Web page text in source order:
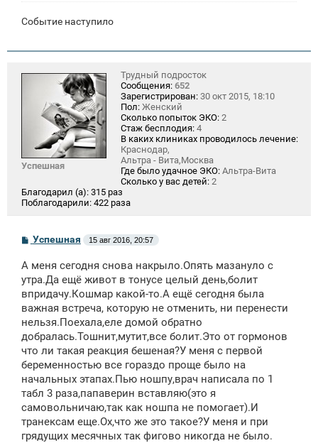
Событие наступило
Успешная
Трудный подросток
Сообщения: 652
Зарегистрирован: 30 окт 2015, 18:10
Пол: Женский
Сколько попыток ЭКО: 2
Стаж бесплодия: 4
В каких клиниках проводилось лечение:
Краснодар,
Альтра - Вита,Москва
Где было удачное ЭКО: Альтра-Вита
Сколько у вас детей: 2
Благодарил (а): 315 раз
Поблагодарили: 422 раза
С
о
б
щ
е
н
и
Успешная 15 авг 2016, 20:57
А меня сегодня снова накрыло.Опять мазануло с
утра.Да ещё живот в тонусе целый день,болит
впридачу.Кошмар какой-то.А ещё сегодня была
важная встреча, которую не отменить, ни перенести
нельзя.Поехала,еле домой обратно
добралась.Тошнит,мутит,все болит.Это от гормонов
что ли такая реакция бешеная?У меня с первой
беременностью все гораздо проще было на
начальных этапах.Пью ношпу,врач написала по 1
табл 3 раза,папаверин вставляю(это я
самовольничаю,так как ношпа не помогает).И
транексам еще.Ох,что же это такое?У меня и при
грядущих месячных так фигово никогда не было.